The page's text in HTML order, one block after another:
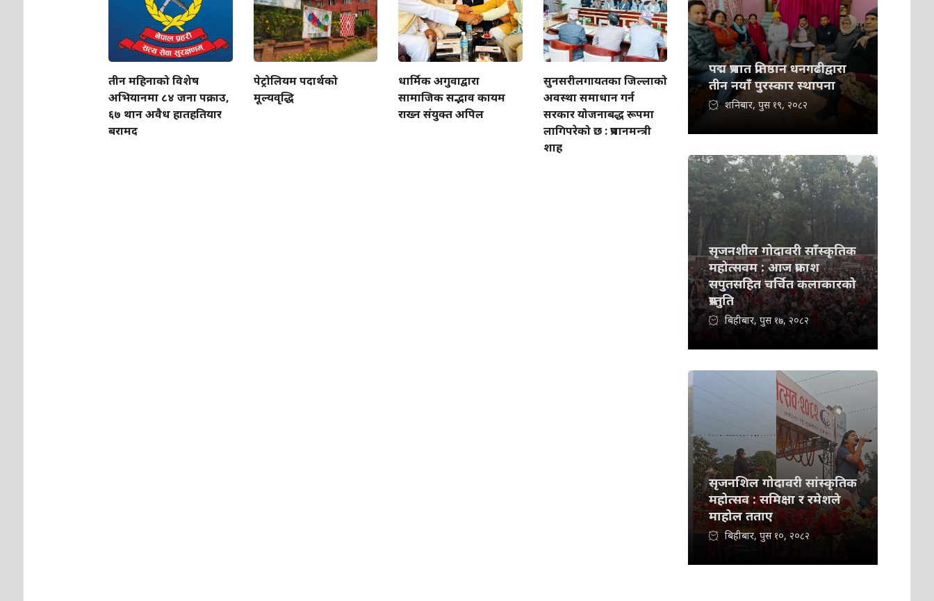
तीन महिनाको विशेष
अभियानमा ८४ जना पक्राउ,
६७ थान अवैध हातहतियार
बरामद
पेट्रोलियम पदार्थको
मूल्यवृद्धि
धार्मिक अगुवाद्वारा
सामाजिक सद्भाव कायम
राख्न संयुक्त अपिल
सुनसरीलगायतका जिल्लाको
अवस्था समाधान गर्न
सरकार योजनाबद्ध रूपमा
लागिपरेको छ : प्रधानमन्त्री
शाह
पद्म प्रभात प्रतिष्ठान धनगढीद्वारा
तीन नयाँ पुरस्कार स्थापना
शनिबार, पुस १९, २०८२
सृजनशील गोदावरी साँस्कृतिक
महोत्सवम : आज प्रकाश
सपुतसहित चर्चित कलाकारको
प्रस्तुति
बिहीबार, पुस १७, २०८२
सृजनशिल गोदावरी सांस्कृतिक
महोत्सव : समिक्षा र रमेशले
माहोल तताए
बिहीबार, पुस १०, २०८२